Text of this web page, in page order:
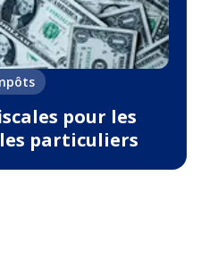
pour les
particuliers